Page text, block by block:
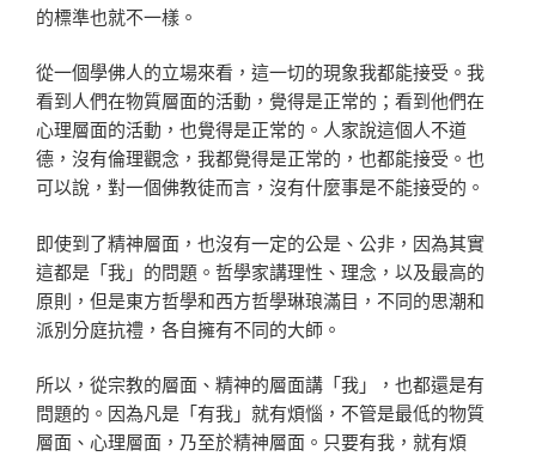
的標準也就不一樣。
從一個學佛人的立場來看，這一切的現象我都能接受。我
看到人們在物質層面的活動，覺得是正常的；看到他們在
心理層面的活動，也覺得是正常的。人家說這個人不道
德，沒有倫理觀念，我都覺得是正常的，也都能接受。也
可以說，對一個佛教徒而言，沒有什麼事是不能接受的。
即使到了精神層面，也沒有一定的公是、公非，因為其實
這都是「我」的問題。哲學家講理性、理念，以及最高的
原則，但是東方哲學和西方哲學琳琅滿目，不同的思潮和
派別分庭抗禮，各自擁有不同的大師。
所以，從宗教的層面、精神的層面講「我」，也都還是有
問題的。因為凡是「有我」就有煩惱，不管是最低的物質
層面、心理層面，乃至於精神層面。只要有我，就有煩